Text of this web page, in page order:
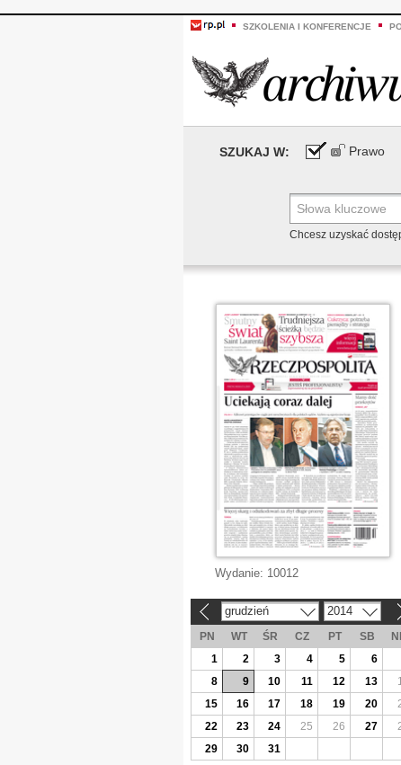
SZKOLENIA I KONFERENCJE
SZUKAJ W: Prawo
Chcesz uzyskać
Wydanie: 10012
grudzień 2014
PN WT ŚR CZ PT SB
1
2 3 4 5 6
8
9 10 11 12 13
15
16 17 18 19 20
22
23 24 25 26 27
29
30 31